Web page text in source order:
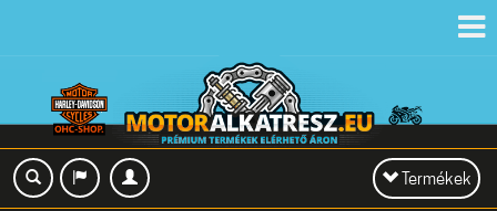
Toggle
navigation
Termékek